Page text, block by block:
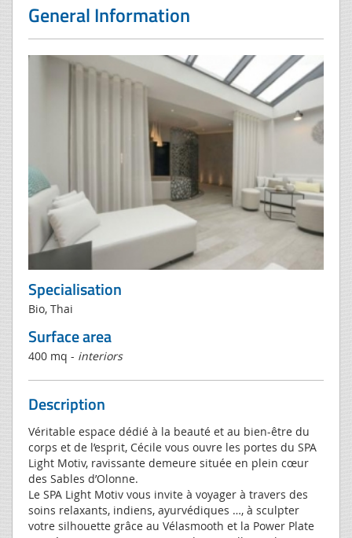
General Information
Specialisation
Bio, Thai
Surface area
400 mq - interiors
Description
Véritable espace dédié à la beauté et au bien-être du
corps et de l’esprit, Cécile vous ouvre les portes du SPA
Light Motiv, ravissante demeure située en plein cœur
des Sables d’Olonne.
Le SPA Light Motiv vous invite à voyager à travers des
soins relaxants, indiens, ayurvédiques …, à sculpter
votre silhouette grâce au Vélasmooth et la Power Plate